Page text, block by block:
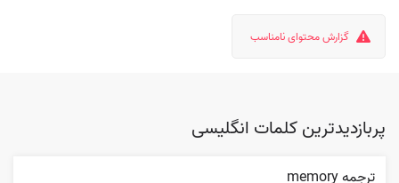
گزارش محتوای نامناسب
پربازدیدترین کلمات انگلیسی
ترجمه memory